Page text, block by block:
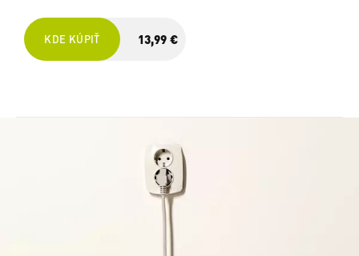
KDE KÚPIŤ 13,99 €